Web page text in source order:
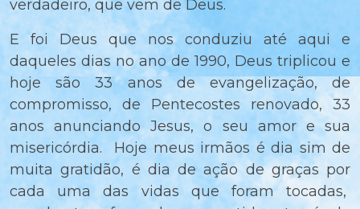
verdadeiro, que vem de Deus.
E foi Deus que nos conduziu até aqui e
daqueles dias no ano de 1990, Deus triplicou e
hoje são 33 anos de evangelização, de
compromisso, de Pentecostes renovado, 33
anos anunciando Jesus, o seu amor e sua
misericórdia. Hoje meus irmãos é dia sim de
muita gratidão, é dia de ação de graças por
cada uma das vidas que foram tocadas,